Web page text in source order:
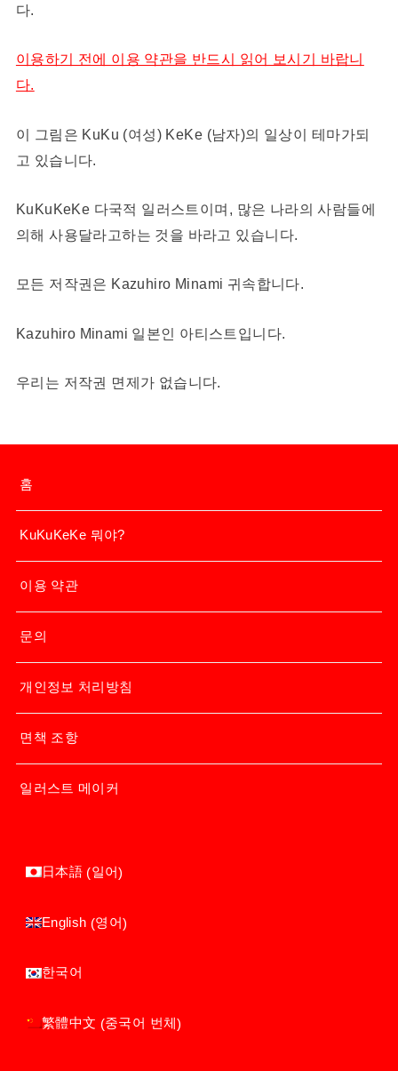
다.
이용하기 전에 이용 약관을 반드시 읽어 보시기 바랍니
다.
이 그림은 KuKu (여성) KeKe (남자)의 일상이 테마가되
고 있습니다.
KuKuKeKe 다국적 일러스트이며, 많은 나라의 사람들에
의해 사용달라고하는 것을 바라고 있습니다.
모든 저작권은 Kazuhiro Minami 귀속합니다.
Kazuhiro Minami 일본인 아티스트입니다.
우리는 저작권 면제가 없습니다.
홈
KuKuKeKe 뭐야?
이용 약관
문의
개인정보 처리방침
면책 조항
일러스트 메이커
日本語 (일어)
English (영어)
한국어
繁體中文 (중국어 번체)